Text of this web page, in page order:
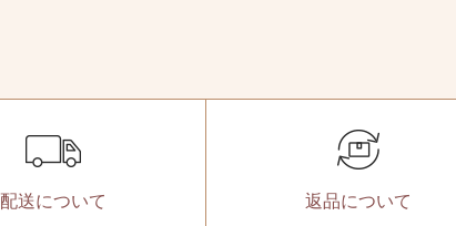
配送について 返品について